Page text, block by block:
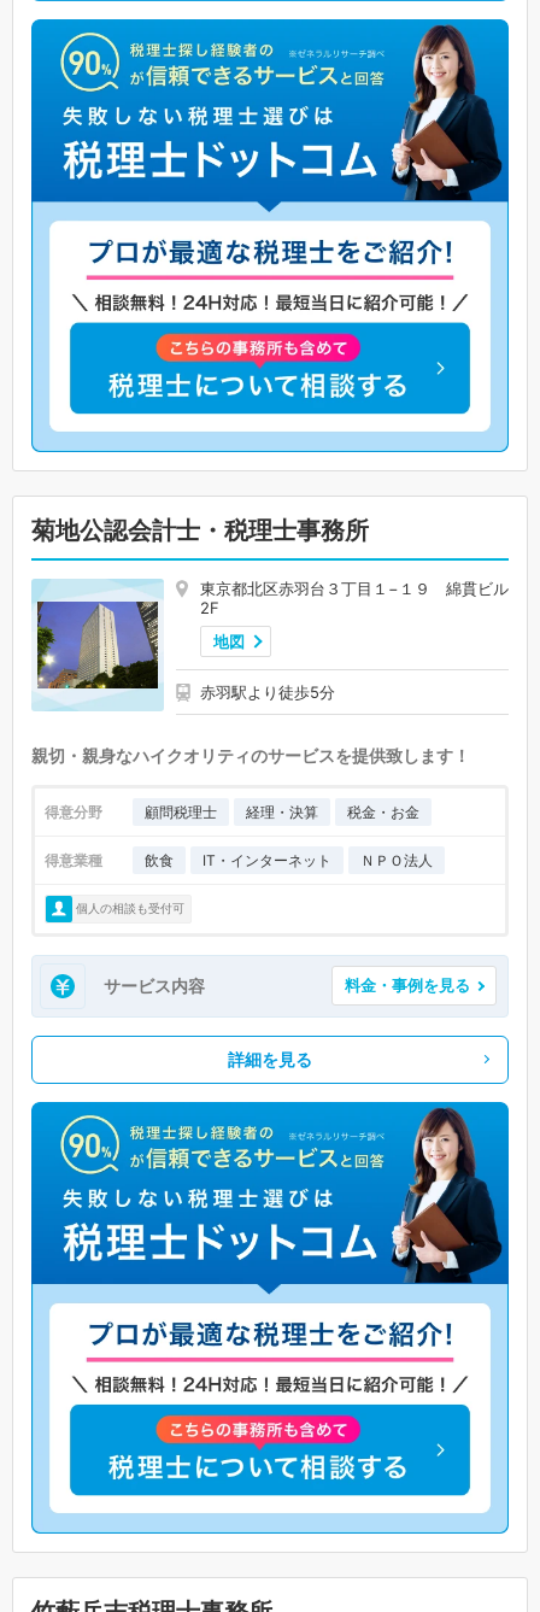
菊地公認会計士・税理士事務所
東京都北区赤羽台３丁目１−１９ 綿貫ビル
2F
地図
赤羽駅より徒歩5分
親切・親身なハイクオリティのサービスを提供致します！
得意分野 顧問税理士 経理・決算 税金・お金
得意業種 飲食 IT・インターネット ＮＰＯ法人
個人の相談も受付可
サービス内容 料金・事例を見る
詳細を見る